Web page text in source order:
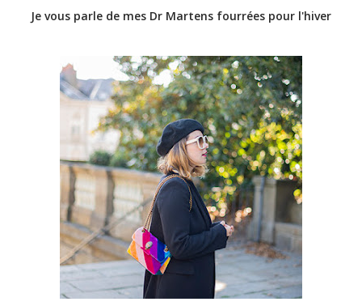
Je vous parle de mes Dr Martens fourrées pour l'hiver